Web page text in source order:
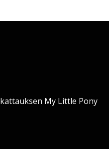
My Little Pony